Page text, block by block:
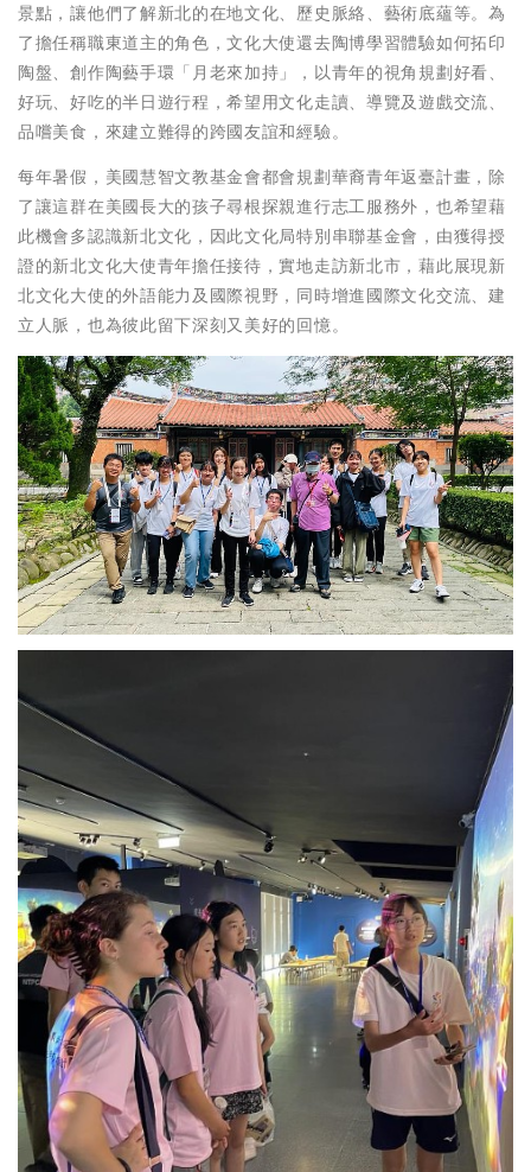
景點，讓他們了解新北的在地文化、歷史脈絡、藝術底蘊等。為
了擔任稱職東道主的角色，文化大使還去陶博學習體驗如何拓印
陶盤、創作陶藝手環「月老來加持」，以青年的視角規劃好看、
好玩、好吃的半日遊行程，希望用文化走讀、導覽及遊戲交流、
品嚐美食，來建立難得的跨國友誼和經驗。
每年暑假，美國慧智文教基金會都會規劃華裔青年返臺計畫，除
了讓這群在美國長大的孩子尋根探親進行志工服務外，也希望藉
此機會多認識新北文化，因此文化局特別串聯基金會，由獲得授
證的新北文化大使青年擔任接待，實地走訪新北市，藉此展現新
北文化大使的外語能力及國際視野，同時增進國際文化交流、建
立人脈，也為彼此留下深刻又美好的回憶。